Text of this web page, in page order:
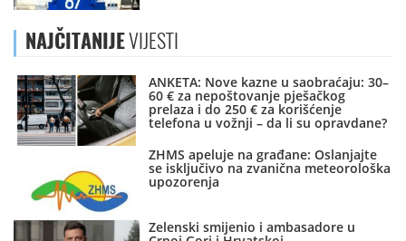
NAJČITANIJEVIJESTI
ANKETA: Nove kazne u saobraćaju: 30–
60 € za nepoštovanje pješačkog
prelaza i do 250 € za korišćenje
telefona u vožnji – da li su opravdane?
ZHMS apeluje na građane: Oslanjajte
se isključivo na zvanična meteorološka
upozorenja
Zelenski smijenio i ambasadore u